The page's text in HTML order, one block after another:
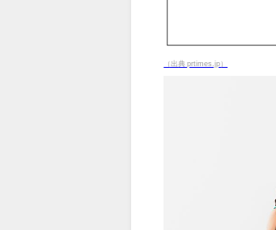
（出典 prtimes.jp）